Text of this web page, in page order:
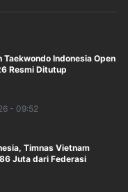
Taekwondo Indonesia Open
Resmi Ditutup
- 09:52
Timnas Vietnam
Juta dari Federasi